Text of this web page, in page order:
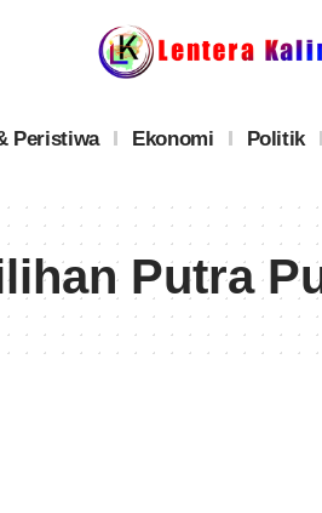
Peristiwa Ekonomi Politik
Putra